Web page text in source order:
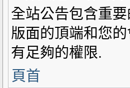
全站公告包含重
版面的頂端和您
有足夠的權限.
頁首